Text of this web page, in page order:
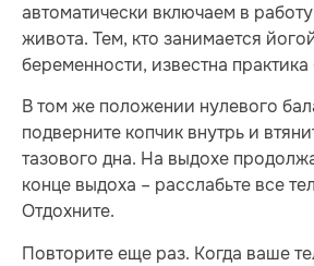
автоматически включаем в
живота. Тем, кто занимается
беременности, известна
В том же положении нулевого
подверните копчик внутрь и
тазового дна. На выдохе
конце выдоха – расслабьте все
Отдохните.
Повторите еще раз. Когда ваше